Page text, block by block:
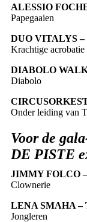
ALESSIO
Papegaaien
DUO VITALYS –
Krachtige acrobatie
DIABOLO
Diabolo
Onder leiding van
Voor de
DE PISTE
JIMMY FOLCO
Clownerie
LENA SMAHA –
Jongleren